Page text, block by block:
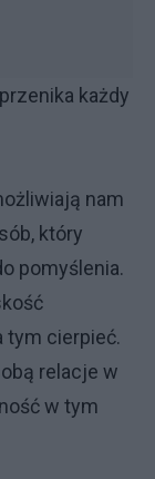
każdy
nam
który
pomyślenia.
tym cierpieć.
relacje w
w tym